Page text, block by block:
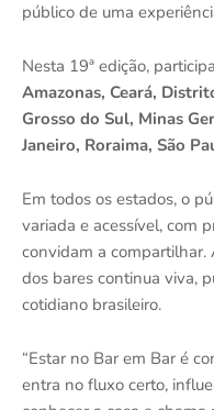
público de uma
Nesta 19ª edição,
Amazonas, Ceará,
Grosso do Sul, Minas
Janeiro, Roraima, São
Em todos os estados, o
variada e acessível, com
convidam a compartilhar.
dos bares continua viva,
cotidiano brasileiro.
“Estar no Bar em Bar é
entra no fluxo certo,